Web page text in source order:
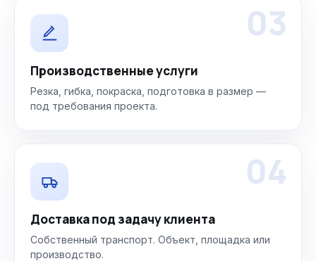
03
Производственные услуги
Резка, гибка, покраска, подготовка в размер —
под требования проекта.
04
Доставка под задачу клиента
Собственный транспорт. Объект, площадка или
производство.